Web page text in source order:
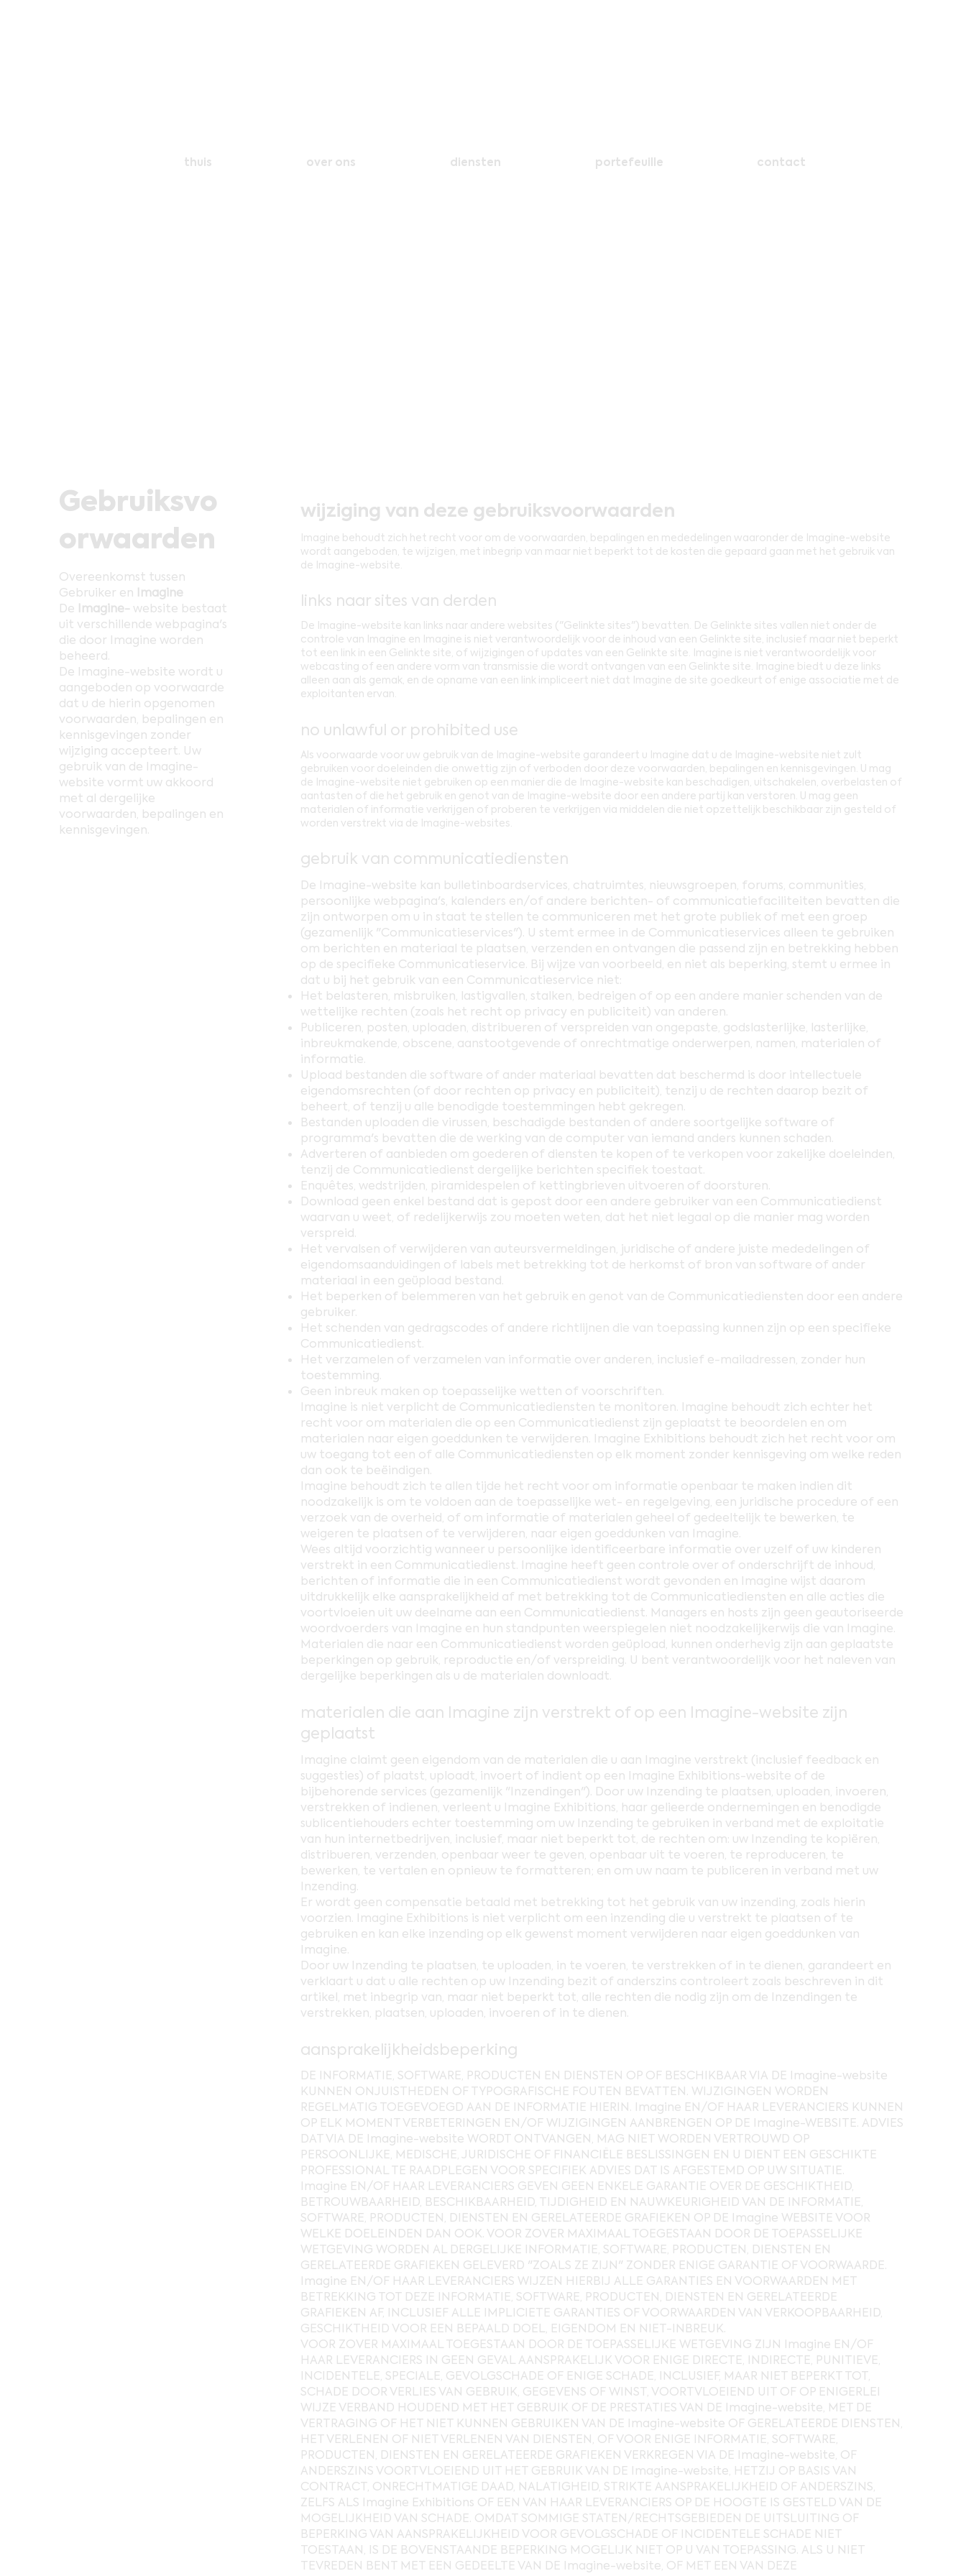
thuis over ons diensten portefeuille contact
wijziging van deze gebruiksvoorwaarden
Imagine behoudt zich het recht voor om de voorwaarden, bepalingen en mededelingen waaronder de Imagine-website
wordt aangeboden, te wijzigen, met inbegrip van maar niet beperkt tot de kosten die gepaard gaan met het gebruik van
de Imagine-website.
links naar sites van derden
De Imagine-website kan links naar andere websites ("Gelinkte sites") bevatten. De Gelinkte sites vallen niet onder de
controle van Imagine en Imagine is niet verantwoordelijk voor de inhoud van een Gelinkte site, inclusief maar niet beperkt
tot een link in een Gelinkte site, of wijzigingen of updates van een Gelinkte site. Imagine is niet verantwoordelijk voor
webcasting of een andere vorm van transmissie die wordt ontvangen van een Gelinkte site. Imagine biedt u deze links
alleen aan als gemak, en de opname van een link impliceert niet dat Imagine de site goedkeurt of enige associatie met de
exploitanten ervan.
no unlawful or prohibited use
Als voorwaarde voor uw gebruik van de Imagine-website garandeert u Imagine dat u de Imagine-website niet zult
gebruiken voor doeleinden die onwettig zijn of verboden door deze voorwaarden, bepalingen en kennisgevingen. U mag
de Imagine-website niet gebruiken op een manier die de Imagine-website kan beschadigen, uitschakelen, overbelasten of
aantasten of die het gebruik en genot van de Imagine-website door een andere partij kan verstoren. U mag geen
materialen of informatie verkrijgen of proberen te verkrijgen via middelen die niet opzettelijk beschikbaar zijn gesteld of
worden verstrekt via de Imagine-websites.
gebruik van communicatiediensten
De Imagine-website kan bulletinboardservices, chatruimtes, nieuwsgroepen, forums, communities,
persoonlijke webpagina's, kalenders en/of andere berichten- of communicatiefaciliteiten bevatten die
zijn ontworpen om u in staat te stellen te communiceren met het grote publiek of met een groep
(gezamenlijk "Communicatieservices"). U stemt ermee in de Communicatieservices alleen te gebruiken
om berichten en materiaal te plaatsen, verzenden en ontvangen die passend zijn en betrekking hebben
op de specifieke Communicatieservice. Bij wijze van voorbeeld, en niet als beperking, stemt u ermee in
dat u bij het gebruik van een Communicatieservice niet:
Het belasteren, misbruiken, lastigvallen, stalken, bedreigen of op een andere manier schenden van de
wettelijke rechten (zoals het recht op privacy en publiciteit) van anderen.
Publiceren, posten, uploaden, distribueren of verspreiden van ongepaste, godslasterlijke, lasterlijke,
inbreukmakende, obscene, aanstootgevende of onrechtmatige onderwerpen, namen, materialen of
informatie.
Upload bestanden die software of ander materiaal bevatten dat beschermd is door intellectuele
eigendomsrechten (of door rechten op privacy en publiciteit), tenzij u de rechten daarop bezit of
beheert, of tenzij u alle benodigde toestemmingen hebt gekregen.
Bestanden uploaden die virussen, beschadigde bestanden of andere soortgelijke software of
programma's bevatten die de werking van de computer van iemand anders kunnen schaden.
Adverteren of aanbieden om goederen of diensten te kopen of te verkopen voor zakelijke doeleinden,
tenzij de Communicatiedienst dergelijke berichten specifiek toestaat.
Enquêtes, wedstrijden, piramidespelen of kettingbrieven uitvoeren of doorsturen.
Download geen enkel bestand dat is gepost door een andere gebruiker van een Communicatiedienst
waarvan u weet, of redelijkerwijs zou moeten weten, dat het niet legaal op die manier mag worden
verspreid.
Het vervalsen of verwijderen van auteursvermeldingen, juridische of andere juiste mededelingen of
eigendomsaanduidingen of labels met betrekking tot de herkomst of bron van software of ander
materiaal in een geüpload bestand.
Het beperken of belemmeren van het gebruik en genot van de Communicatiediensten door een andere
gebruiker.
Het schenden van gedragscodes of andere richtlijnen die van toepassing kunnen zijn op een specifieke
Communicatiedienst.
Het verzamelen of verzamelen van informatie over anderen, inclusief e-mailadressen, zonder hun
toestemming.
Geen inbreuk maken op toepasselijke wetten of voorschriften.
Imagine is niet verplicht de Communicatiediensten te monitoren. Imagine behoudt zich echter het
recht voor om materialen die op een Communicatiedienst zijn geplaatst te beoordelen en om
materialen naar eigen goeddunken te verwijderen. Imagine Exhibitions behoudt zich het recht voor om
uw toegang tot een of alle Communicatiediensten op elk moment zonder kennisgeving om welke reden
dan ook te beëindigen.
Imagine behoudt zich te allen tijde het recht voor om informatie openbaar te maken indien dit
noodzakelijk is om te voldoen aan de toepasselijke wet- en regelgeving, een juridische procedure of een
verzoek van de overheid, of om informatie of materialen geheel of gedeeltelijk te bewerken, te
weigeren te plaatsen of te verwijderen, naar eigen goeddunken van Imagine.
Wees altijd voorzichtig wanneer u persoonlijke identificeerbare informatie over uzelf of uw kinderen
verstrekt in een Communicatiedienst. Imagine heeft geen controle over of onderschrijft de inhoud,
berichten of informatie die in een Communicatiedienst wordt gevonden en Imagine wijst daarom
uitdrukkelijk elke aansprakelijkheid af met betrekking tot de Communicatiediensten en alle acties die
voortvloeien uit uw deelname aan een Communicatiedienst. Managers en hosts zijn geen geautoriseerde
woordvoerders van Imagine en hun standpunten weerspiegelen niet noodzakelijkerwijs die van Imagine.
Materialen die naar een Communicatiedienst worden geüpload, kunnen onderhevig zijn aan geplaatste
beperkingen op gebruik, reproductie en/of verspreiding. U bent verantwoordelijk voor het naleven van
dergelijke beperkingen als u de materialen downloadt.
materialen die aan Imagine zijn verstrekt of op een Imagine-website zijn
geplaatst
Imagine claimt geen eigendom van de materialen die u aan Imagine verstrekt (inclusief feedback en
suggesties) of plaatst, uploadt, invoert of indient op een Imagine Exhibitions-website of de
bijbehorende services (gezamenlijk "Inzendingen"). Door uw Inzending te plaatsen, uploaden, invoeren,
verstrekken of indienen, verleent u Imagine Exhibitions, haar gelieerde ondernemingen en benodigde
sublicentiehouders echter toestemming om uw Inzending te gebruiken in verband met de exploitatie
van hun internetbedrijven, inclusief, maar niet beperkt tot, de rechten om: uw Inzending te kopiëren,
distribueren, verzenden, openbaar weer te geven, openbaar uit te voeren, te reproduceren, te
bewerken, te vertalen en opnieuw te formatteren; en om uw naam te publiceren in verband met uw
Inzending.
Er wordt geen compensatie betaald met betrekking tot het gebruik van uw inzending, zoals hierin
voorzien. Imagine Exhibitions is niet verplicht om een inzending die u verstrekt te plaatsen of te
gebruiken en kan elke inzending op elk gewenst moment verwijderen naar eigen goeddunken van
Imagine.
Door uw Inzending te plaatsen, te uploaden, in te voeren, te verstrekken of in te dienen, garandeert en
verklaart u dat u alle rechten op uw Inzending bezit of anderszins controleert zoals beschreven in dit
artikel, met inbegrip van, maar niet beperkt tot, alle rechten die nodig zijn om de Inzendingen te
verstrekken, plaatsen, uploaden, invoeren of in te dienen.
aansprakelijkheidsbeperking
DE INFORMATIE, SOFTWARE, PRODUCTEN EN DIENSTEN OP OF BESCHIKBAAR VIA DE Imagine-website
KUNNEN ONJUISTHEDEN OF TYPOGRAFISCHE FOUTEN BEVATTEN. WIJZIGINGEN WORDEN
REGELMATIG TOEGEVOEGD AAN DE INFORMATIE HIERIN. Imagine EN/OF HAAR LEVERANCIERS KUNNEN
OP ELK MOMENT VERBETERINGEN EN/OF WIJZIGINGEN AANBRENGEN OP DE Imagine-WEBSITE. ADVIES
DAT VIA DE Imagine-website WORDT ONTVANGEN, MAG NIET WORDEN VERTROUWD OP
PERSOONLIJKE, MEDISCHE, JURIDISCHE OF FINANCIËLE BESLISSINGEN EN U DIENT EEN GESCHIKTE
PROFESSIONAL TE RAADPLEGEN VOOR SPECIFIEK ADVIES DAT IS AFGESTEMD OP UW SITUATIE.
Imagine EN/OF HAAR LEVERANCIERS GEVEN GEEN ENKELE GARANTIE OVER DE GESCHIKTHEID,
BETROUWBAARHEID, BESCHIKBAARHEID, TIJDIGHEID EN NAUWKEURIGHEID VAN DE INFORMATIE,
SOFTWARE, PRODUCTEN, DIENSTEN EN GERELATEERDE GRAFIEKEN OP DE Imagine WEBSITE VOOR
WELKE DOELEINDEN DAN OOK. VOOR ZOVER MAXIMAAL TOEGESTAAN DOOR DE TOEPASSELIJKE
WETGEVING WORDEN AL DERGELIJKE INFORMATIE, SOFTWARE, PRODUCTEN, DIENSTEN EN
GERELATEERDE GRAFIEKEN GELEVERD "ZOALS ZE ZIJN" ZONDER ENIGE GARANTIE OF VOORWAARDE.
Imagine EN/OF HAAR LEVERANCIERS WIJZEN HIERBIJ ALLE GARANTIES EN VOORWAARDEN MET
BETREKKING TOT DEZE INFORMATIE, SOFTWARE, PRODUCTEN, DIENSTEN EN GERELATEERDE
GRAFIEKEN AF, INCLUSIEF ALLE IMPLICIETE GARANTIES OF VOORWAARDEN VAN VERKOOPBAARHEID,
GESCHIKTHEID VOOR EEN BEPAALD DOEL, EIGENDOM EN NIET-INBREUK.
VOOR ZOVER MAXIMAAL TOEGESTAAN DOOR DE TOEPASSELIJKE WETGEVING ZIJN Imagine EN/OF
HAAR LEVERANCIERS IN GEEN GEVAL AANSPRAKELIJK VOOR ENIGE DIRECTE, INDIRECTE, PUNITIEVE,
INCIDENTELE, SPECIALE, GEVOLGSCHADE OF ENIGE SCHADE, INCLUSIEF, MAAR NIET BEPERKT TOT,
SCHADE DOOR VERLIES VAN GEBRUIK, GEGEVENS OF WINST, VOORTVLOEIEND UIT OF OP ENIGERLEI
WIJZE VERBAND HOUDEND MET HET GEBRUIK OF DE PRESTATIES VAN DE Imagine-website, MET DE
VERTRAGING OF HET NIET KUNNEN GEBRUIKEN VAN DE Imagine-website OF GERELATEERDE DIENSTEN,
HET VERLENEN OF NIET VERLENEN VAN DIENSTEN, OF VOOR ENIGE INFORMATIE, SOFTWARE,
PRODUCTEN, DIENSTEN EN GERELATEERDE GRAFIEKEN VERKREGEN VIA DE Imagine-website, OF
ANDERSZINS VOORTVLOEIEND UIT HET GEBRUIK VAN DE Imagine-website, HETZIJ OP BASIS VAN
CONTRACT, ONRECHTMATIGE DAAD, NALATIGHEID, STRIKTE AANSPRAKELIJKHEID OF ANDERSZINS,
ZELFS ALS Imagine Exhibitions OF EEN VAN HAAR LEVERANCIERS OP DE HOOGTE IS GESTELD VAN DE
MOGELIJKHEID VAN SCHADE. OMDAT SOMMIGE STATEN/RECHTSGEBIEDEN DE UITSLUITING OF
BEPERKING VAN AANSPRAKELIJKHEID VOOR GEVOLGSCHADE OF INCIDENTELE SCHADE NIET
TOESTAAN, IS DE BOVENSTAANDE BEPERKING MOGELIJK NIET OP U VAN TOEPASSING. ALS U NIET
TEVREDEN BENT MET EEN GEDEELTE VAN DE Imagine-website, OF MET EEN VAN DEZE
Gebruiksvo
orwaarden
Overeenkomst tussen
Gebruiker en Imagine
De Imagine- website bestaat
uit verschillende webpagina's
die door Imagine worden
beheerd.
De Imagine-website wordt u
aangeboden op voorwaarde
dat u de hierin opgenomen
voorwaarden, bepalingen en
kennisgevingen zonder
wijziging accepteert. Uw
gebruik van de Imagine-
website vormt uw akkoord
met al dergelijke
voorwaarden, bepalingen en
kennisgevingen.